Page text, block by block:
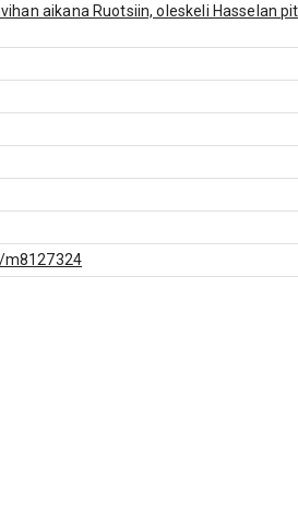
aikana Ruotsiin, oleskeli Hasselan